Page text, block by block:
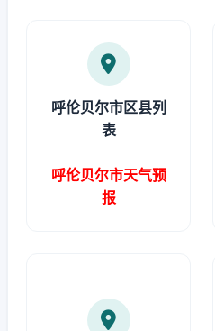
呼伦贝尔市区县列
表
呼伦贝尔市天气预
报